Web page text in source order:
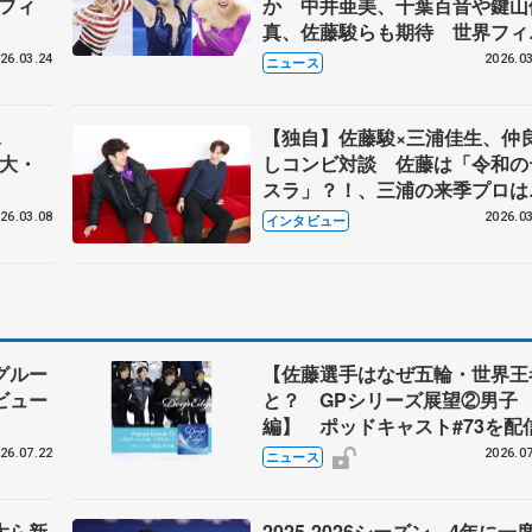
真、佐藤駿らも期待 世界フィ
ュア25日開幕
ニュース
・
【独自】佐藤駿×三浦佳生、仲
しコンビ対談 佐藤は「令和
スラ」？！、三浦の来季プロは
「自分の演技をただ見せたい」
インタビュー
ルー
ュー
【佐藤選手はなぜ五輪・世界
と？ GPシリーズ展望②男子
編】 ポッドキャスト#73を配
ニュース